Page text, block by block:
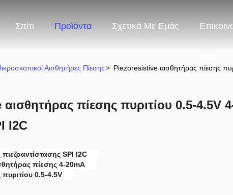
Σπίτι Προϊόντα Σχετικά Με Εμάς
Αισθητήρες Πίεσης> Piezoresistive αισθητήρας πίεσης
πίεσης πυριτίου 0.5-4.5V
I2C
SPI I2C
πίεσης 4-20mA
0.5-4.5V